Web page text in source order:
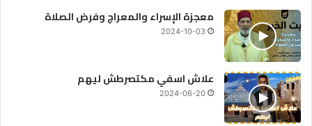
معجزة الإسراء والمعراج وفرض الصلاة
2024-10-03
علاش اسفي مكتصرطش ليهم
2024-06-20